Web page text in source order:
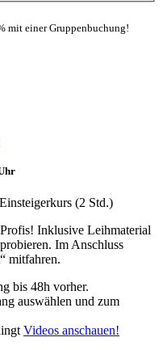
mit einer Gruppenbuchung!
(2 Std.)
Inklusive Leihmaterial
Im Anschluss
mitfahren.
bis 48h vorher.
auswählen und zum
Videos anschauen!